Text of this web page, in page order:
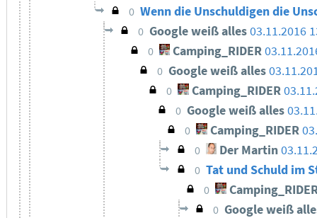
0 Wenn die Unschuldigen die
0 Google weiß alles03.11.2016
0 Camping_RIDER
0 Google weiß alles
0 Camping_RIDER
0 Google weiß alles
0 Camping_RIDER
0 Der Martin
0 Tat und Schuld im
0
0 Google weiß